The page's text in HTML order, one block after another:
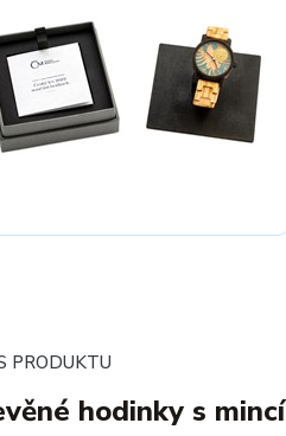
PRODUKTU
hodinky s mincí